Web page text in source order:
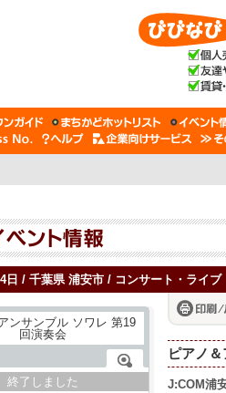
日 / 千葉県 浦安市 / コンサート・ライブ
終了しました
ピアノ
J:COM浦